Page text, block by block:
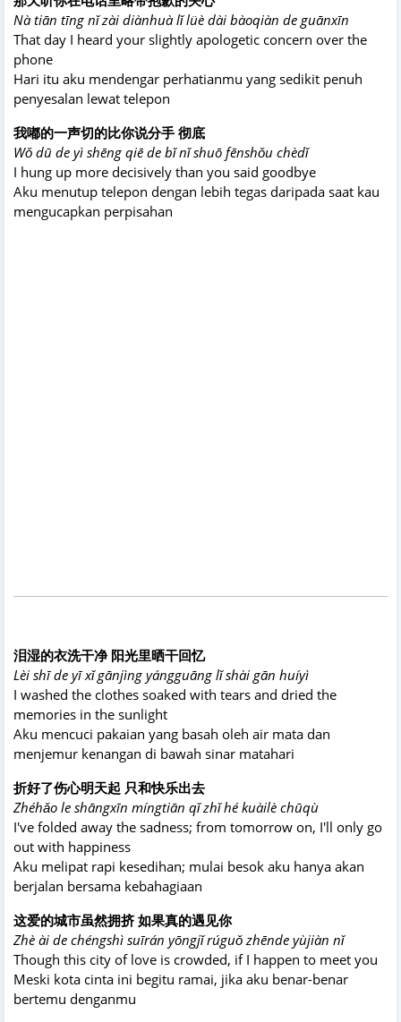
Nà tiān tīng nǐ zài diànhuà lǐ lüè dài bàoqiàn de guānxīn
That day I heard your slightly apologetic concern over the
phone
Hari itu aku mendengar perhatianmu yang sedikit penuh
penyesalan lewat telepon
我嘟的一声切的比你说分手 彻底
Wǒ dū de yì shēng qiē de bǐ nǐ shuō fēnshǒu chèdǐ
I hung up more decisively than you said goodbye
Aku menutup telepon dengan lebih tegas daripada saat kau
mengucapkan perpisahan
泪湿的衣洗干净 阳光里晒干回忆
Lèi shī de yī xǐ gānjìng yángguāng lǐ shài gān huíyì
I washed the clothes soaked with tears and dried the
memories in the sunlight
Aku mencuci pakaian yang basah oleh air mata dan
menjemur kenangan di bawah sinar matahari
折好了伤心明天起 只和快乐出去
Zhéhǎo le shāngxīn míngtiān qǐ zhǐ hé kuàilè chūqù
I've folded away the sadness; from tomorrow on, I'll only go
out with happiness
Aku melipat rapi kesedihan; mulai besok aku hanya akan
berjalan bersama kebahagiaan
这爱的城市虽然拥挤 如果真的遇见你
Zhè ài de chéngshì suīrán yōngjǐ rúguǒ zhēnde yùjiàn nǐ
Though this city of love is crowded, if I happen to meet you
Meski kota cinta ini begitu ramai, jika aku benar-benar
bertemu denganmu